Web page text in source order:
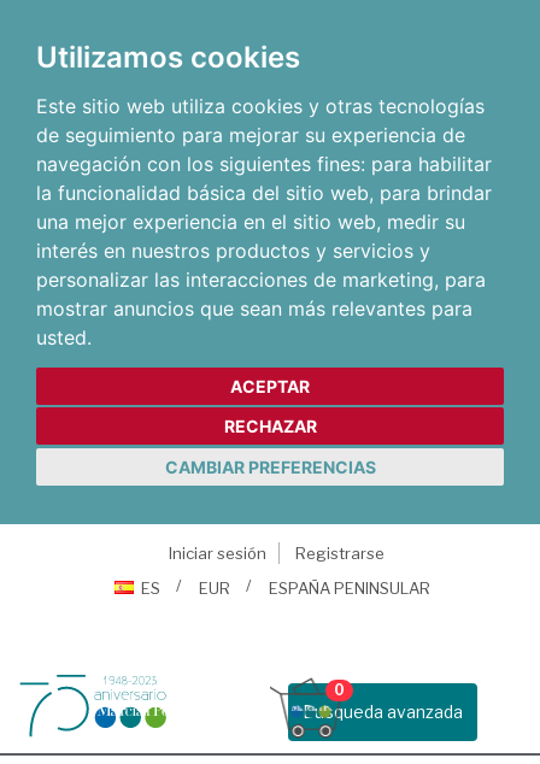
Utilizamos cookies
Este sitio web utiliza cookies y otras tecnologías
de seguimiento para mejorar su experiencia de
navegación con los siguientes fines: para habilitar
la funcionalidad básica del sitio web, para brindar
una mejor experiencia en el sitio web, medir su
interés en nuestros productos y servicios y
personalizar las interacciones de marketing, para
mostrar anuncios que sean más relevantes para
usted.
ACEPTAR
RECHAZAR
CAMBIAR PREFERENCIAS
Iniciar sesión
Registrarse
ES
EUR ESPAÑA PENINSULAR
Busqueda avanzada
0